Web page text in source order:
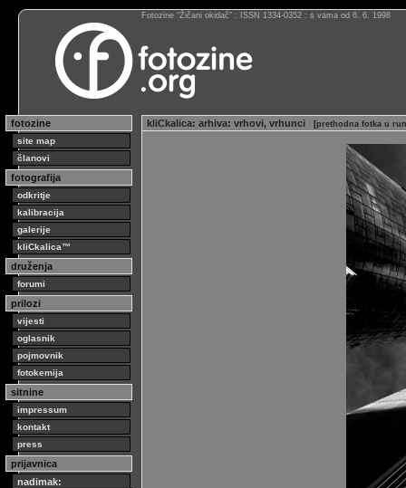
Fotozine “Žičani okidač” : ISSN 1334-0352 : s vama od 6. 6. 1998
fotozine
site map
članovi
fotografija
odkritje
kalibracija
galerije
kliCkalica™
druženja
forumi
prilozi
vijesti
oglasnik
pojmovnik
fotokemija
sitnine
impressum
kontakt
press
prijavnica
nadimak:
kliCkalica: arhiva: vrhovi, vrhunci [prethodna fotka u